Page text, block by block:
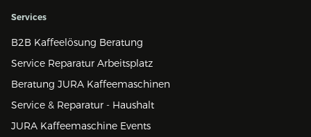
Services
B2B Kaffeelösung Beratung
Service Reparatur Arbeitsplatz
Beratung JURA Kaffeemaschinen
Service & Reparatur - Haushalt
JURA Kaffeemaschine Events